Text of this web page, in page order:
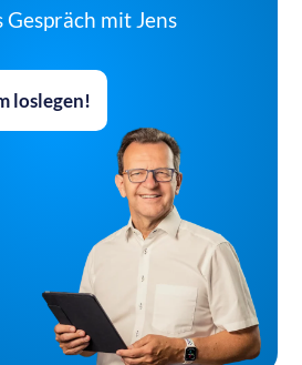
mit Jens
loslegen!